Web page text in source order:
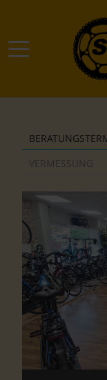
Mobile Menu
VERMESSUNG